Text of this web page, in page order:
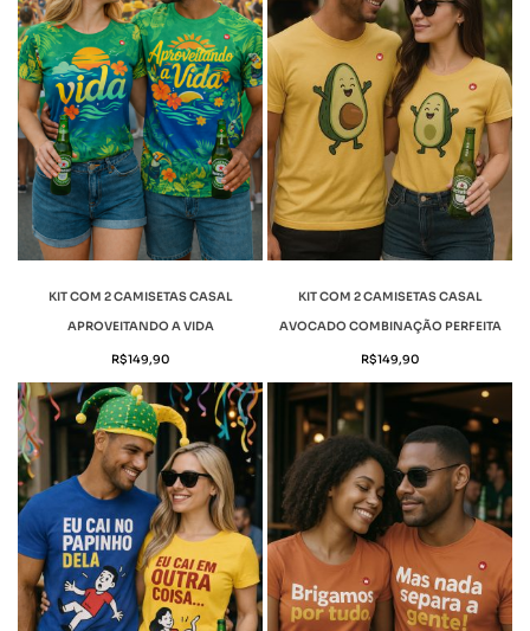
KIT COM 2 CAMISETAS CASAL
APROVEITANDO A VIDA
R$149,90
KIT COM 2 CAMISETAS CASAL
AVOCADO COMBINAÇÃO PERFEITA
R$149,90